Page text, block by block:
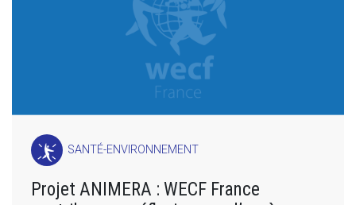
SANTÉ-ENVIRONNEMENT
Projet ANIMERA : WECF France